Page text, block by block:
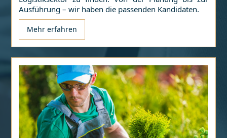
Ausführung – wir haben die passenden Kandidaten.
Mehr erfahren